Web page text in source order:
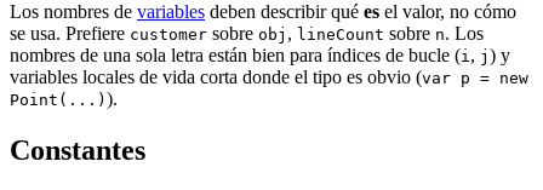
Los nombres de variables deben describir qué es el valor, no cómo
se usa. Prefiere customer sobre obj , lineCount sobre n. Los
nombres de una sola letra están bien para índices de bucle (i, j ) y
variables locales de vida corta donde el tipo es obvio (var p = new
Point(...) ).
Constantes